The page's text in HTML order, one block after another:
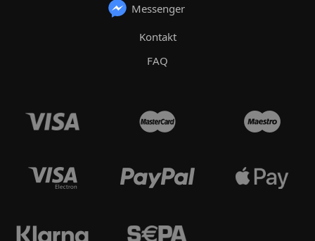
Messenger
Kontakt
FAQ